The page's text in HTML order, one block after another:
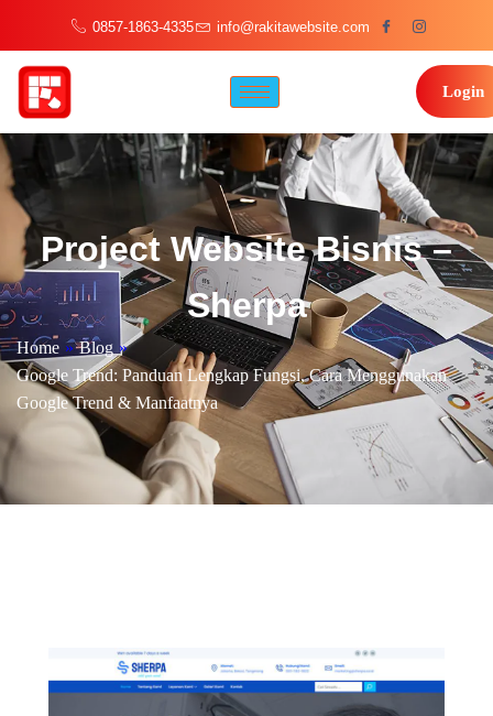
0857-1863-4335 info@rakitawebsite.com
Login
Project Website Bisnis –
Sherpa
Home » Blog »
Google Trend: Panduan Lengkap Fungsi, Cara Menggunakan
Google Trend & Manfaatnya